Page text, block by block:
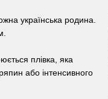
українська родина.
плівка, яка
або інтенсивного